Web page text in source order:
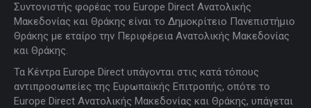
opens
in
new
window
opens
new
window
opens
in
new
window
opens
window
opens
window
Συντονιστής φορέας του Europe Direct Ανατολικής
Μακεδονίας και Θράκης είναι το Δημοκρίτειο Πανεπιστήμιο
Θράκης με εταίρο την Περιφέρεια Ανατολικής Μακεδονίας
και Θράκης.
Τα Κέντρα Europe Direct υπάγονται στις κατά τόπους
αντιπροσωπείες της Ευρωπαϊκής Επιτροπής, οπότε το
Europe Direct Ανατολικής Μακεδονίας και Θράκης, υπάγεται